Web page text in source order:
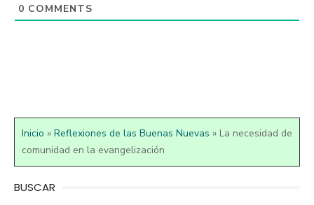
0 COMMENTS
Inicio » Reflexiones de las Buenas Nuevas » La necesidad de
comunidad en la evangelización
BUSCAR